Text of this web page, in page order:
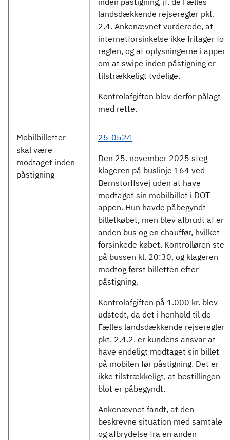
landsdækkende rejseregler pkt.
2.4. Ankenævnet vurderede, at
internetforsinkelse ikke fritager for
reglen, og at oplysningerne i appen
om at swipe inden påstigning er
tilstrækkeligt tydelige.
Kontrolafgiften blev derfor pålagt
med rette.
Mobilbilletter
skal være
modtaget inden
påstigning
25-0524
Den 25. november 2025 steg
klageren på buslinje 164 ved
Bernstorffsvej uden at have
modtaget sin mobilbillet i DOT-
appen. Hun havde påbegyndt
billetkøbet, men blev afbrudt af en
anden bus og en chauffør, hvilket
forsinkede købet. Kontrolløren steg
på bussen kl. 20:30, og klageren
modtog først billetten efter
påstigning.
Kontrolafgiften på 1.000 kr. blev
udstedt, da det i henhold til de
Fælles landsdækkende rejseregler
pkt. 2.4.2. er kundens ansvar at
have endeligt modtaget sin billet
på mobilen før påstigning. Det er
ikke tilstrækkeligt, at bestillingen
blot er påbegyndt.
Ankenævnet fandt, at den
beskrevne situation med samtale
og afbrydelse fra en anden